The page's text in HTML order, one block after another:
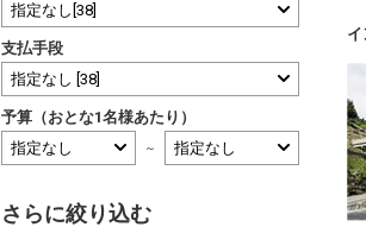
支払手段
予算（おとな1名様あたり）
～
さらに絞り込む